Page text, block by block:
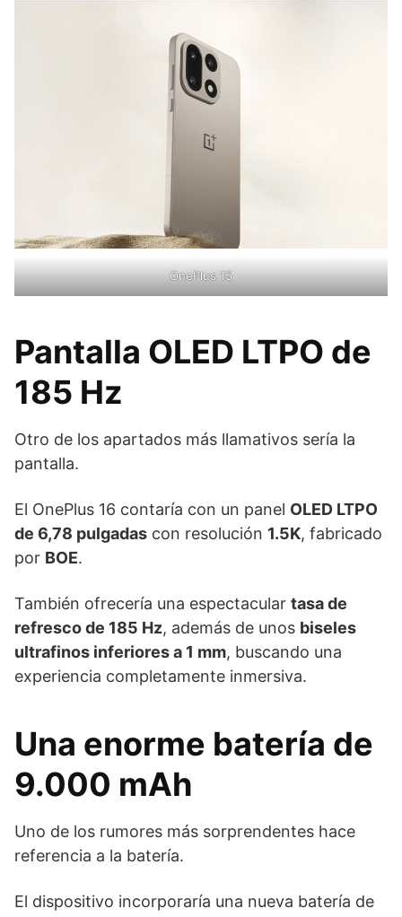
OnePlus 15
Pantalla OLED LTPO de
185 Hz
Otro de los apartados más llamativos sería la
pantalla.
El OnePlus 16 contaría con un panel OLED LTPO
de 6,78 pulgadas con resolución 1.5K, fabricado
por BOE.
También ofrecería una espectacular tasa de
refresco de 185 Hz, además de unos biseles
ultrafinos inferiores a 1 mm, buscando una
experiencia completamente inmersiva.
Una enorme batería de
9.000 mAh
Uno de los rumores más sorprendentes hace
referencia a la batería.
El dispositivo incorporaría una nueva batería de